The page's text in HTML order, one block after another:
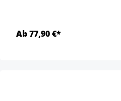
Ab 77,90 €*